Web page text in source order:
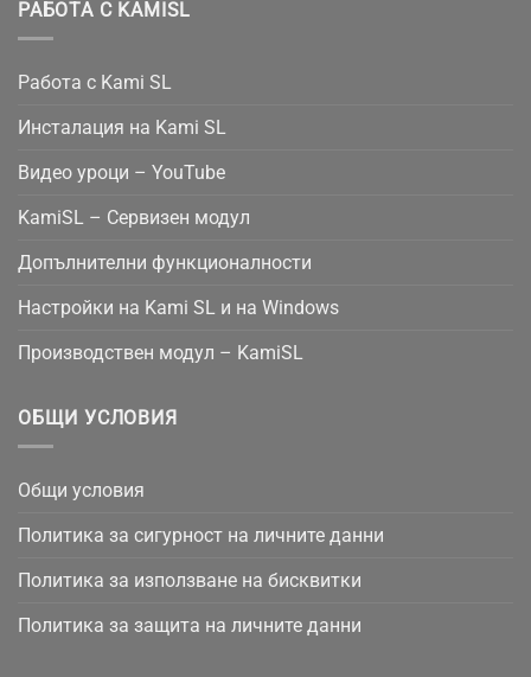
РАБОТА С KAMISL
Работа с Kami SL
Инсталация на Kami SL
Видео уроци – YouTube
KamiSL – Сервизен модул
Допълнителни функционалности
Настройки на Kami SL и на Windows
Производствен модул – KamiSL
ОБЩИ УСЛОВИЯ
Общи условия
Политика за сигурност на личните данни
Политика за използване на бисквитки
Политика за защита на личните данни